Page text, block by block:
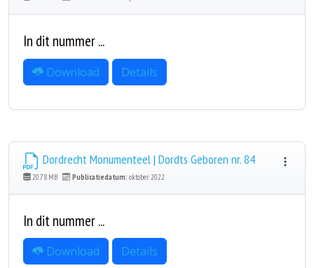
In dit nummer ...
Download Details
Dordrecht Monumenteel | Dordts Geboren nr. 84
20.78 MB Publicatiedatum: oktober 2022
In dit nummer ...
Download Details